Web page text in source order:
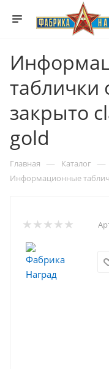
таблички
закрыто
gold
Главная — Каталог —
Информационные